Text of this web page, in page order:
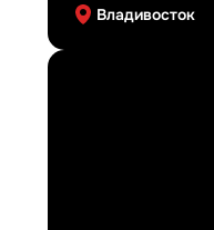
Владивосток